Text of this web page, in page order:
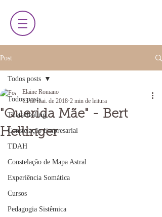
Post
Todos posts
ThetaHealing
Constelação Empresarial
TDAH
Constelação de Mapa Astral
Experiência Somática
Cursos
Pedagogia Sistêmica
Todos posts
"Querida Mãe" - Bert
Hellinger
Elaine Romano
13 de mai. de 2018 2 min de leitura